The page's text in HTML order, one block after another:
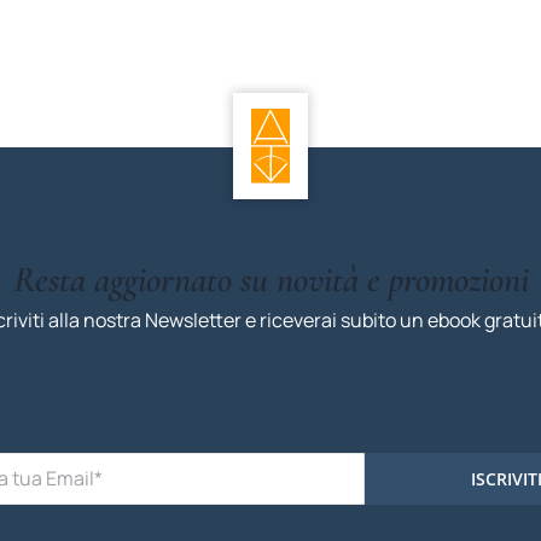
Resta aggiornato su novità e promozioni
alla nostra Newsletter e riceverai subito un ebook
ISCRIVITI